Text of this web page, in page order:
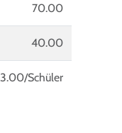
70.00
40.00
3.00/Schüler